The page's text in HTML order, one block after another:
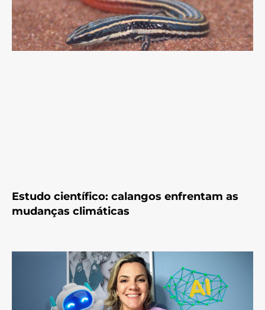
Estudo científico: calangos enfrentam as
mudanças climáticas